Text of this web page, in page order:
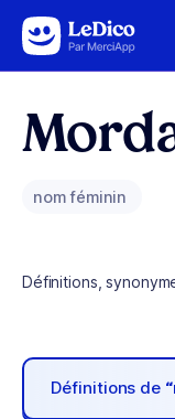
Aller au contenu
nom féminin
Définitions,
Définitions de